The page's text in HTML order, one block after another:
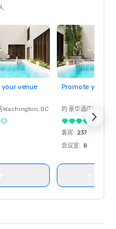
venue
Washington, DC
Promote your
的 豪华酒店
客房: 237
会议室: 8